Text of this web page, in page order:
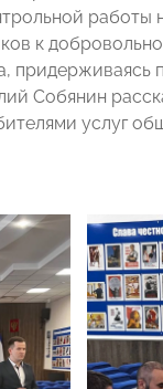
работы
к
придерживаясь
Собянин
услуг